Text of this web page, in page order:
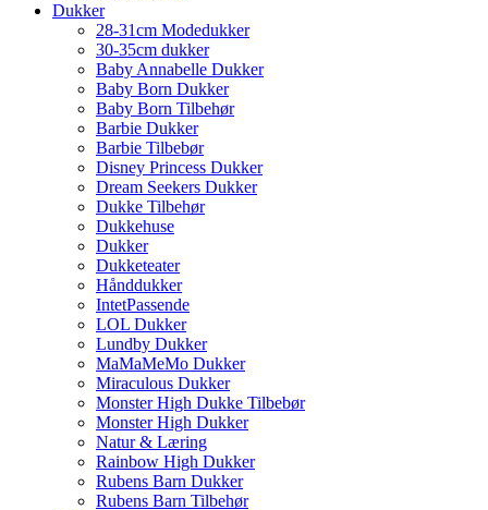
Dukker
28-31cm Modedukker
30-35cm dukker
Baby Annabelle Dukker
Baby Born Dukker
Baby Born Tilbehør
Barbie Dukker
Barbie Tilbebør
Disney Princess Dukker
Dream Seekers Dukker
Dukke Tilbehør
Dukkehuse
Dukker
Dukketeater
Hånddukker
IntetPassende
LOL Dukker
Lundby Dukker
MaMaMeMo Dukker
Miraculous Dukker
Monster High Dukke Tilbebør
Monster High Dukker
Natur & Læring
Rainbow High Dukker
Rubens Barn Dukker
Rubens Barn Tilbehør